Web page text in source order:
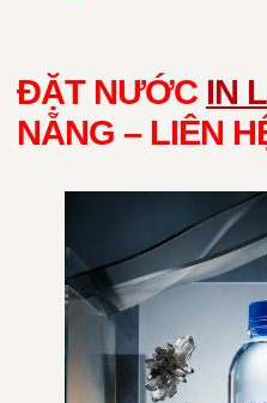
ĐẶT NƯỚC IN
NẴNG – LIÊN